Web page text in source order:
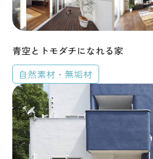
青空とトモダチになれる家
自然素材・無垢材